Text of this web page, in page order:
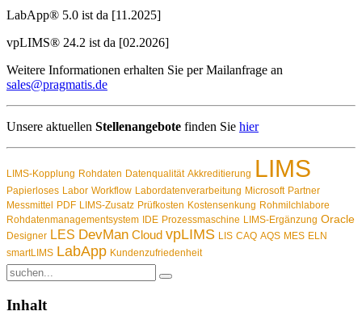
LabApp® 5.0 ist da [11.2025]
vpLIMS® 24.2 ist da [02.2026]
Weitere Informationen erhalten Sie per Mailanfrage an
sales@pragmatis.de
Unsere aktuellen Stellenangebote finden Sie hier
LIMS-Kopplung Rohdaten Datenqualität Akkreditierung LIMS
Papierloses Labor Workflow Labordatenverarbeitung Microsoft Partner
Messmittel
PDF LIMS-Zusatz Prüfkosten Kostensenkung Rohmilchlabore
Rohdatenmanagementsystem
IDE Prozessmaschine LIMS-Ergänzung Oracle
Designer LES DevMan Cloud vpLIMS LIS CAQ AQS MES ELN
smartLIMS LabApp Kundenzufriedenheit
Inhalt